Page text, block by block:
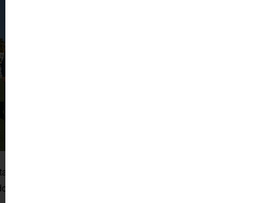
comentaba que ya había llegado el momento de terminar
«pero